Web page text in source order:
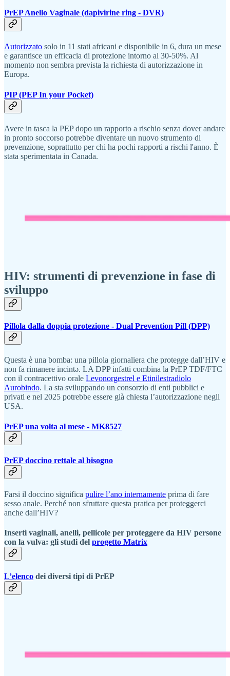
PrEP Anello Vaginale (dapivirine ring - DVR)
Autorizzato solo in 11 stati africani e disponibile in 6, dura un mese
e garantisce un efficacia di protezione intorno al 30-50%. Al
momento non sembra prevista la richiesta di autorizzazione in
Europa.
PIP (PEP In your Pocket)
Avere in tasca la PEP dopo un rapporto a rischio senza dover andare
in pronto soccorso potrebbe diventare un nuovo strumento di
prevenzione, soprattutto per chi ha pochi rapporti a rischi l'anno. È
stata sperimentata in Canada.
HIV: strumenti di prevenzione in fase di
sviluppo
Pillola dalla doppia protezione - Dual Prevention Pill (DPP)
Questa è una bomba: una pillola giornaliera che protegge dall’HIV e
non fa rimanere incintə. LA DPP infatti combina la PrEP TDF/FTC
con il contracettivo orale Levonorgestrel e Etinilestradiolo
Aurobindo. La sta sviluppando un consorzio di enti pubblici e
privati e nel 2025 potrebbe essere già chiesta l’autorizzazione negli
USA.
PrEP una volta al mese - MK8527
PrEP doccino rettale al bisogno
Farsi il doccino significa pulire l’ano internamente prima di fare
sesso anale. Perché non sfruttare questa pratica per proteggerci
anche dall’HIV?
Inserti vaginali, anelli, pellicole per proteggere da HIV persone
con la vulva: gli studi del progetto Matrix
L’elenco dei diversi tipi di PrEP